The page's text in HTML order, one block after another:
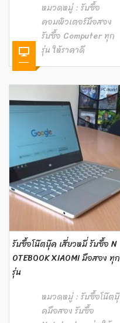
หมวดหมู่ : รับซื้อ
คอมพิวเตอร์มือสอง
รับซื้อ Computer ทุก
รุ่น ให้ราคาดี
รับซื้อโน๊ตบุ๊ค เสี่ยวหมี่ รับซื้อ N
OTEBOOK ‎XIAOMI มือสอง ทุก
รุ่น
หมวดหมู่ : รับซื้อโน๊ตบุ๊
คมือสอง รับซื้อ